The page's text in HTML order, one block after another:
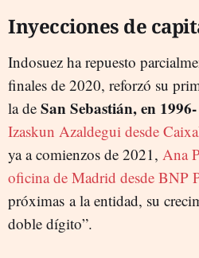
Inyecciones de
Indosuez ha repuesto
finales de 2020, reforzó su
la de San Sebastián, en 1996-
Izaskun Azaldegui desde
ya a comienzos de 2021, Ana
oficina de Madrid desde BNP
próximas a la entidad, su
doble dígito”.